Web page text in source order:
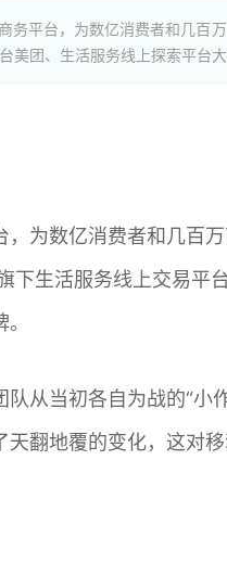
平台，为数亿消费者和几百
团、生活服务线上探索平台
为数亿消费者和几百
生活服务线上交易平
从当初各自为战的“
翻地覆的变化，这对